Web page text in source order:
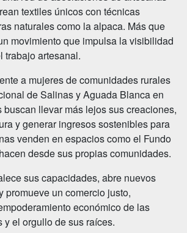
textiles únicos con técnicas
naturales como la alpaca. Más que
movimiento que impulsa la visibilidad
trabajo artesanal.
a mujeres de comunidades rurales
de Salinas y Aguada Blanca en
llevar más lejos sus creaciones,
y generar ingresos sostenibles para
venden en espacios como el Fundo
desde sus propias comunidades.
sus capacidades, abre nuevos
promueve un comercio justo,
económico de las
y el orgullo de sus raíces.